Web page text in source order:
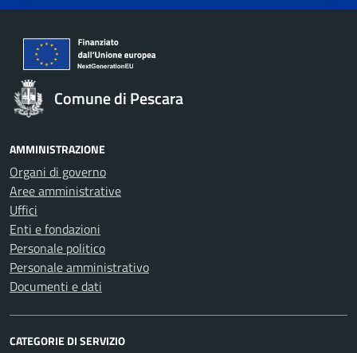
Comune di Pescara
AMMINISTRAZIONE
Organi di governo
Aree amministrative
Uffici
Enti e fondazioni
Personale politico
Personale amministrativo
Documenti e dati
CATEGORIE DI SERVIZIO